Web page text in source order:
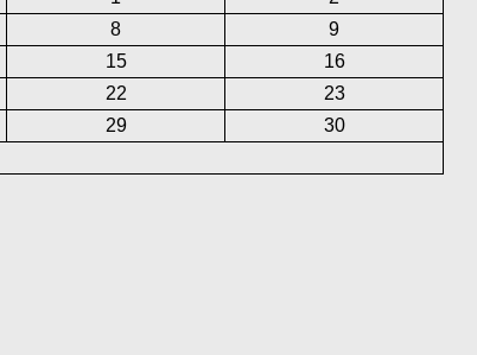
8
9
15
16
22
23
29
30